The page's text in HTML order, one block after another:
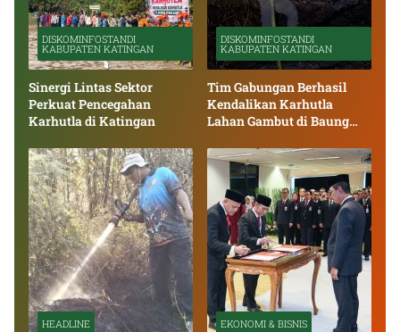
DISKOMINFOSTANDI
KABUPATEN KATINGAN
Sinergi Lintas Sektor
Perkuat Pencegahan
Karhutla di Katingan
DISKOMINFOSTANDI
KABUPATEN KATINGAN
Tim Gabungan Berhasil
Kendalikan Karhutla
Lahan Gambut di Baung
HEADLINE EKONOMI & BISNIS